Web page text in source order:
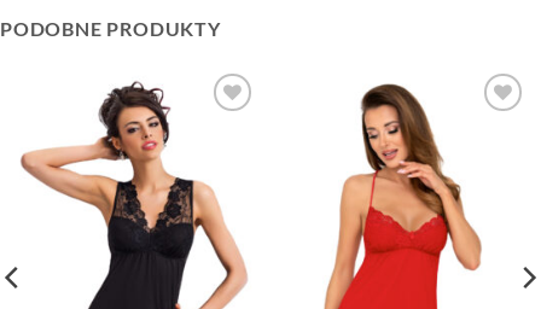
PODOBNE PRODUKTY